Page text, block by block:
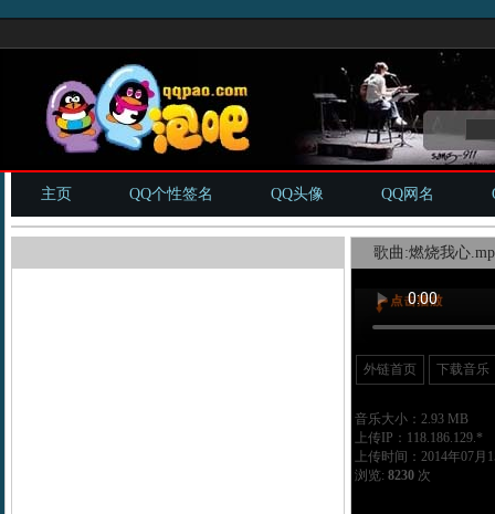
主页 QQ个性签名 QQ头像 QQ网名
歌曲:燃烧我心
外链首页 下载音乐
音乐大小：2.93 MB
上传IP：118.186.129.*
上传时间：2014年07月
浏览: 8230次